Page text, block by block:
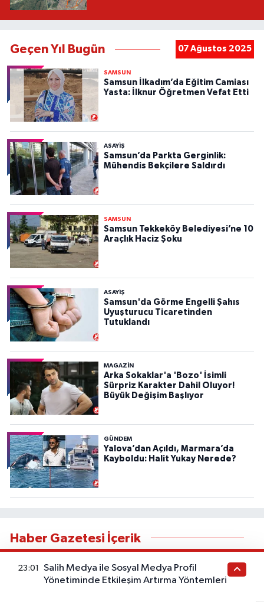
Geçen Yıl Bugün 07 Ağustos 2025
SAMSUN
Samsun İlkadım’da Eğitim Camiası
Yasta: İlknur Öğretmen Vefat Etti
ASAYIŞ
Samsun’da Parkta Gerginlik:
Mühendis Bekçilere Saldırdı
SAMSUN
Samsun Tekkeköy Belediyesi’ne 10
Araçlık Haciz Şoku
ASAYIŞ
Samsun'da Görme Engelli Şahıs
Uyuşturucu Ticaretinden
Tutuklandı
MAGAZİN
Arka Sokaklar'a 'Bozo' İsimli
Sürpriz Karakter Dahil Oluyor!
Büyük Değişim Başlıyor
GÜNDEM
Yalova’dan Açıldı, Marmara’da
Kayboldu: Halit Yukay Nerede?
Haber Gazetesi İçerik
Bu kategorideki yazılar sağlık tavsiyesi değildir. Sağlık
durumunuzla ilgili doğru teşhis ve tedavi için
23:01
Salih Medya ile Sosyal Medya Profil
Yönetiminde Etkileşim Artırma Yöntemleri